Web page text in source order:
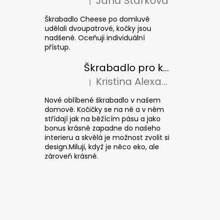
Hodnocení produktu je 5 z 5 hvězdiček.
Škrabadlo Cheese po domluvě
udělali dvoupatrové, kočky jsou
nadšené. Oceňuji individuální
přístup.
Škrabadlo pro kočky CUBE Colour
Hodnocení produktu je 5 z 5 hvězdiček.
| Kristina Alexandrová
Nové oblíbené škrabadlo v našem
domově. Kočičky se na ně a v něm
střídají jak na běžícím pásu a jako
bonus krásně zapadne do našeho
interieru a skvělá je možnost zvolit si
design.Miluji, když je něco eko, ale
zároveň krásné.